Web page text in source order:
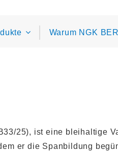
Warum NGK
25), ist eine bleihaltige
er die Spanbildung